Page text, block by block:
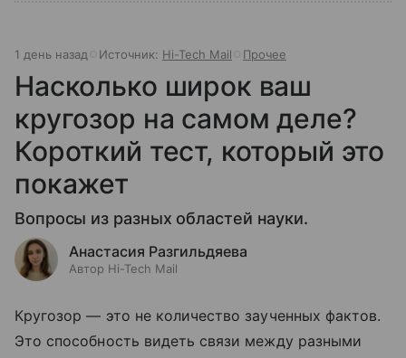
1 день назад Источник: Hi-Tech Mail Прочее
Насколько широк ваш
кругозор на самом деле?
Короткий тест, который это
покажет
Вопросы из разных областей науки.
Анастасия Разгильдяева
Автор Hi-Tech Mail
Кругозор — это не количество заученных фактов.
Это способность видеть связи между разными